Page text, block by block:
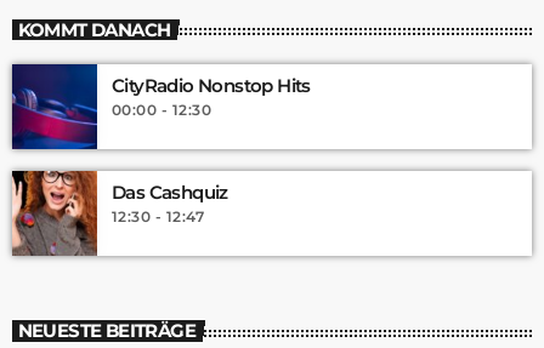
KOMMT DANACH
CityRadio Nonstop Hits
00:00 - 12:30
Das Cashquiz
12:30 - 12:47
NEUESTE BEITRÄGE